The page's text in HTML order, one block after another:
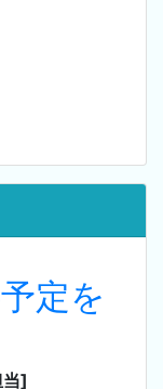
定を
]